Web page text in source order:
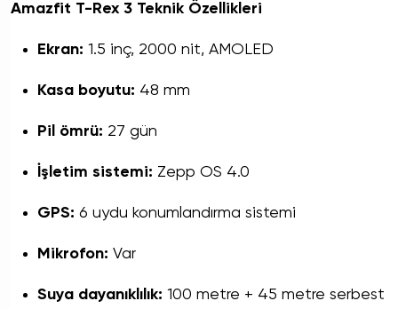
Amazfit T-Rex 3 Teknik Özellikleri
Ekran: 1.5 inç, 2000 nit, AMOLED
Kasa boyutu: 48 mm
Pil ömrü: 27 gün
İşletim sistemi: Zepp OS 4.0
GPS: 6 uydu konumlandırma sistemi
Mikrofon: Var
Suya dayanıklılık: 100 metre + 45 metre serbest